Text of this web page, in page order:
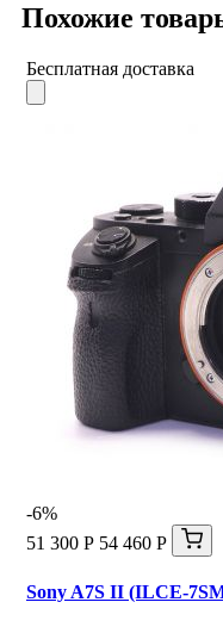
Похожие
Бесплатная доставка
-6%
51 300 Р 54 460 Р
Sony A7S II (ILCE-